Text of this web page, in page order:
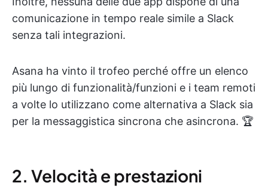
comunicazione in tempo reale simile a Slack
senza tali integrazioni.
Asana ha vinto il trofeo perché offre un elenco
più lungo di funzionalità/funzioni e i team remoti
a volte lo utilizzano come alternativa a Slack sia
per la messaggistica sincrona che asincrona. 🏆
2. Velocità e prestazioni